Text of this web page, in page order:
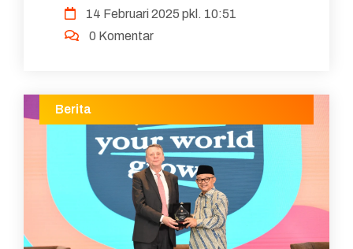
berlangsung sejak diluncurkannya Cetak Biru
Transformasi Dig...
14 Februari 2025 pkl. 10:51
0 Komentar
Berita